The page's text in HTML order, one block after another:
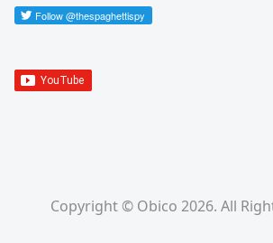
Copyright © Obico 2026. All